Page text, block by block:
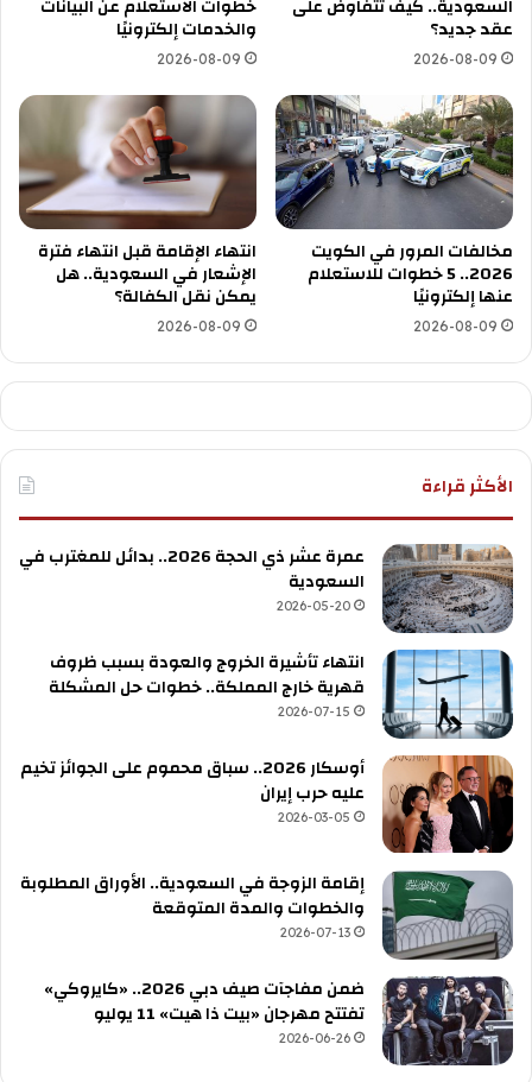
السعودية.. كيف تتفاوض على
عقد جديد؟
2026-08-09
خطوات الاستعلام عن البيانات
والخدمات إلكترونيًا
2026-08-09
مخالفات المرور في الكويت
2026.. 5 خطوات للاستعلام
عنها إلكترونيًا
2026-08-09
انتهاء الإقامة قبل انتهاء فترة
الإشعار في السعودية.. هل
يمكن نقل الكفالة؟
2026-08-09
الأكثر قراءة
عمرة عشر ذي الحجة 2026.. بدائل للمغترب في
السعودية
2026-05-20
انتهاء تأشيرة الخروج والعودة بسبب ظروف
قهرية خارج المملكة.. خطوات حل المشكلة
2026-07-15
أوسكار 2026.. سباق محموم على الجوائز تخيم
عليه حرب إيران
2026-03-05
إقامة الزوجة في السعودية.. الأوراق المطلوبة
والخطوات والمدة المتوقعة
2026-07-13
ضمن مفاجآت صيف دبي 2026.. «كايروكي»
تفتتح مهرجان «بيت ذا هيت» 11 يوليو
2026-06-26